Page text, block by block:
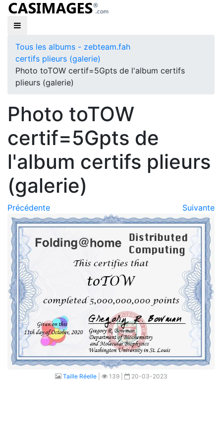
Tous les albums - zebteam.fah
certifs plieurs (galerie)
Photo toTOW certif=5Gpts de l'album certifs
plieurs (galerie)
Photo toTOW
certif=5Gpts de
l'album certifs plieurs
(galerie)
Précédente Suivante
Taille Réelle| 139 | 20-03-2023